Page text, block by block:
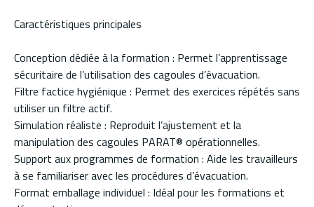
Caractéristiques principales
Conception dédiée à la formation : Permet l’apprentissage
sécuritaire de l’utilisation des cagoules d’évacuation.
Filtre factice hygiénique : Permet des exercices répétés sans
utiliser un filtre actif.
Simulation réaliste : Reproduit l’ajustement et la
manipulation des cagoules PARAT® opérationnelles.
Support aux programmes de formation : Aide les travailleurs
à se familiariser avec les procédures d’évacuation.
Format emballage individuel : Idéal pour les formations et